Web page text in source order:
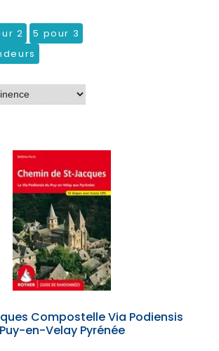
2
5 pour 3
Compostelle Via Podiensis
Puy-en-Velay Pyrénée